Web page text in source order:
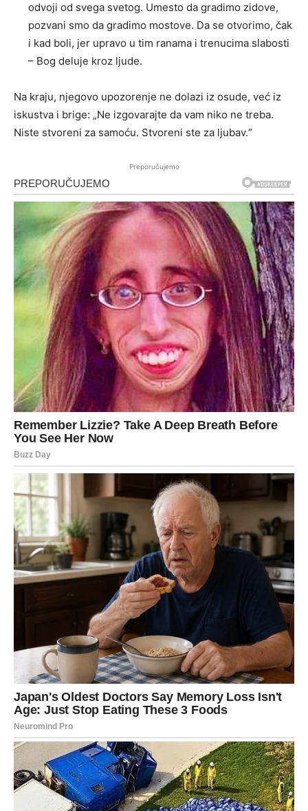
odvoji od svega svetog. Umesto da gradimo zidove,
pozvani smo da gradimo mostove. Da se otvorimo, čak
i kad boli, jer upravo u tim ranama i trenucima slabosti
– Bog deluje kroz ljude.
Na kraju, njegovo upozorenje ne dolazi iz osude, već iz
iskustva i brige: „Ne izgovarajte da vam niko ne treba.
Niste stvoreni za samoću. Stvoreni ste za ljubav.“
Preporučujemo